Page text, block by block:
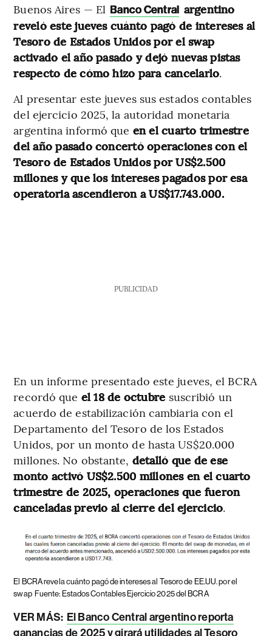
Buenos Aires — El Banco Central argentino
reveló este jueves cuánto pagó de intereses al
Tesoro de Estados Unidos por el swap
activado el año pasado y dejó nuevas pistas
respecto de cómo hizo para cancelarlo.
Al presentar este jueves sus estados contables
del ejercicio 2025, la autoridad monetaria
argentina informó que en el cuarto trimestre
del año pasado concertó operaciones con el
Tesoro de Estados Unidos por US$2.500
millones y que los intereses pagados por esa
operatoria ascendieron a US$17.743.000.
PUBLICIDAD
En un informe presentado este jueves, el BCRA
recordó que el 18 de octubre suscribió un
acuerdo de estabilización cambiaria con el
Departamento del Tesoro de los Estados
Unidos, por un monto de hasta US$20.000
millones. No obstante, detalló que de ese
monto activó US$2.500 millones en el cuarto
trimestre de 2025, operaciones que fueron
canceladas previo al cierre del ejercicio.
El BCRA revela cuánto pagó de intereses al Tesoro de EE.UU. por el
swap Fuente: Estados Contables Ejercicio 2025 del BCRA
VER MÁS: El Banco Central argentino reporta
ganancias de 2025 y girará utilidades al Tesoro